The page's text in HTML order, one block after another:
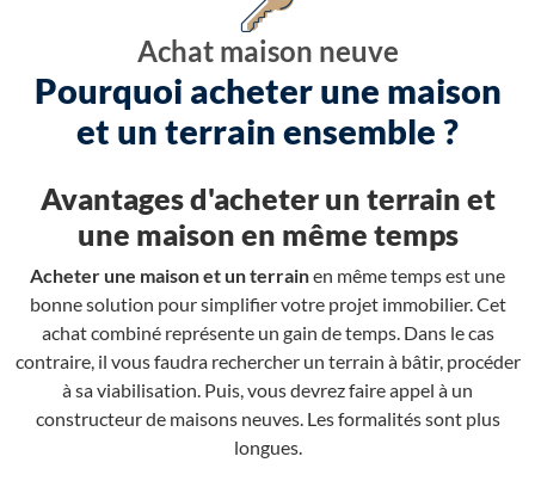
Achat maison neuve
Pourquoi acheter une maison
et un terrain ensemble ?
Avantages d'acheter un terrain et
une maison en même temps
Acheter une maison et un terrainen même temps est une
bonne solution pour simplifier votre projet immobilier. Cet
achat combiné représente un gain de temps. Dans le cas
contraire, il vous faudra rechercher un terrain à bâtir, procéder
à sa viabilisation. Puis, vous devrez faire appel à un
constructeur de maisons neuves. Les formalités sont plus
longues.